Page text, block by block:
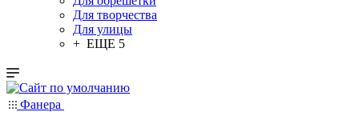
Для творчества
Для улицы
+ ЕЩЕ 5
Фанера